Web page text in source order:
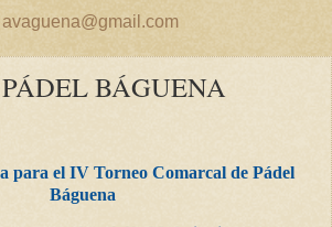
BÁGUENA
para el IV Torneo Comarcal de Pádel
Báguena